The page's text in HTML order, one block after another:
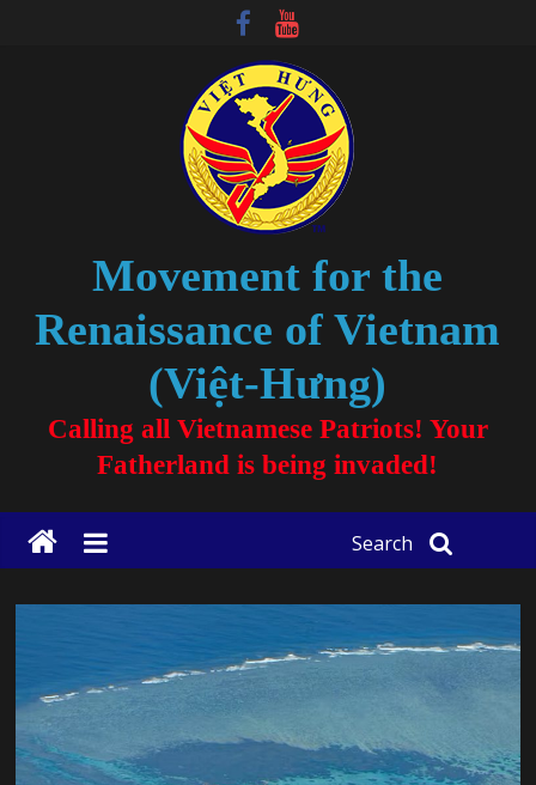
Movement for the
Renaissance of Vietnam
(Việt-Hưng)
Calling all Vietnamese Patriots! Your
Fatherland is being invaded!
Search